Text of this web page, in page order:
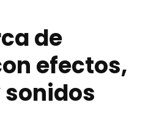
de
efectos,